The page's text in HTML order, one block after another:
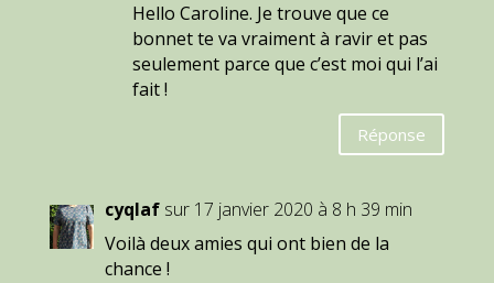
Hello Caroline. Je trouve que ce
bonnet te va vraiment à ravir et pas
seulement parce que c’est moi qui l’ai
fait !
Réponse
cyqlaf sur 17 janvier 2020 à 8 h 39 min
Voilà deux amies qui ont bien de la
chance !